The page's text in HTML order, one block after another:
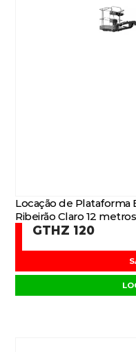
Locação de Plataforma
Ribeirão Claro 12 metros
GTHZ 120